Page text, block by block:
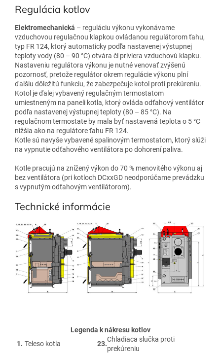
Regulácia kotlov
Elektromechanická – reguláciu výkonu vykonávame
vzduchovou regulačnou klapkou ovládanou regulátorom ťahu,
typ FR 124, ktorý automaticky podľa nastavenej výstupnej
teploty vody (80 – 90 °C) otvára či priviera vzduchovú klapku.
Nastaveniu regulátora výkonu je nutné venovať zvýšenú
pozornosť, pretože regulátor okrem regulácie výkonu plní
ďalšiu dôležitú funkciu, že zabezpečuje kotol proti prekúreniu.
Kotol je ďalej vybavený regulačným termostatom
umiestneným na paneli kotla, ktorý ovláda odťahový ventilátor
podľa nastavenej výstupnej teploty (80 – 85 °C). Na
regulačnom termostate by mala byť nastavená teplota o 5 °C
nižšia ako na regulátore ťahu FR 124.
Kotle sú navyše vybavené spalinovým termostatom, ktorý slúži
na vypnutie odťahového ventilátora po dohorení paliva.
Kotle pracujú na znížený výkon do 70 % menovitého výkonu aj
bez ventilátora (pri kotloch DCxxGD neodporúčame prevádzku
s vypnutým odťahovým ventilátorom).
Technické informácie
Legenda k nákresu kotlov
1. Teleso kotla 23.
Chladiaca slučka proti
prekúreniu